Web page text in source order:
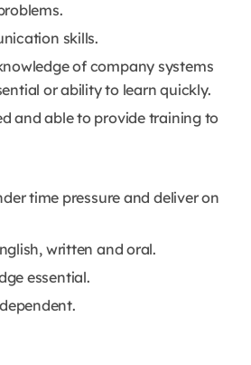
skills.
of company systems
or ability to learn quickly.
and able to provide training to
time pressure and deliver on
written and oral.
essential.